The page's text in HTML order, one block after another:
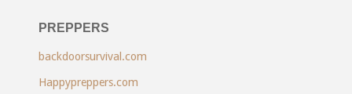
PREPPERS
backdoorsurvival.com
Happypreppers.com